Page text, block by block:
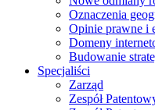
Oznaczenia
Opinie prawne i
Domeny
Budowanie
Specjaliści
Zarząd
Zespół